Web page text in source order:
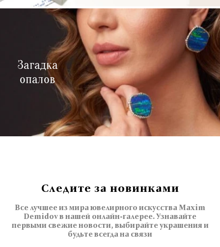
Загадка
опалов
Следите за новинками
Все лучшее из мира ювелирного искусства Maxim
Demidov в нашей онлайн-галерее. Узнавайте
первыми свежие новости, выбирайте украшения и
будьте всегда на связи